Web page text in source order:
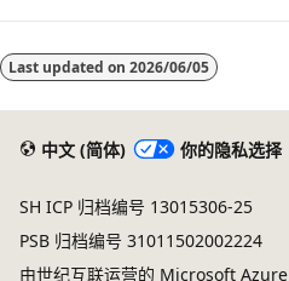
阅
读Last updated on 2026/06/05
中文 (简体) 你的隐私选择
SH ICP 归档编号 13015306-25
PSB 归档编号 31011502002224
由世纪互联运营的 Microsoft Azure